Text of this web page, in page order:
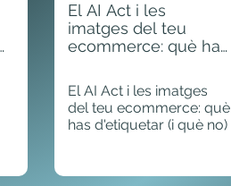
El AI Act i les
imatges del teu
ecommerce: què has
El AI Act i les imatges
del teu ecommerce: què
has d'etiquetar (i què no)